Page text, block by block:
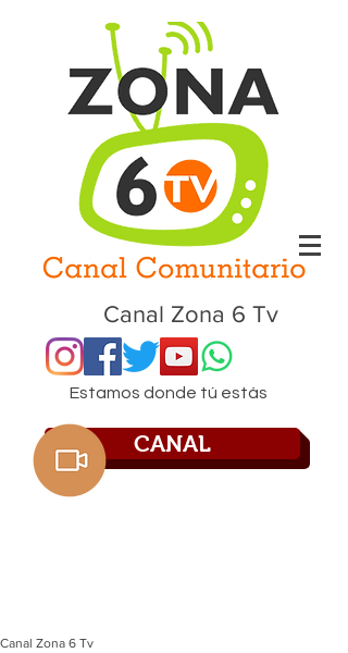
Canal Zona 6 Tv
Estamos donde tú estás
CANAL
Canal Zona 6 Tv